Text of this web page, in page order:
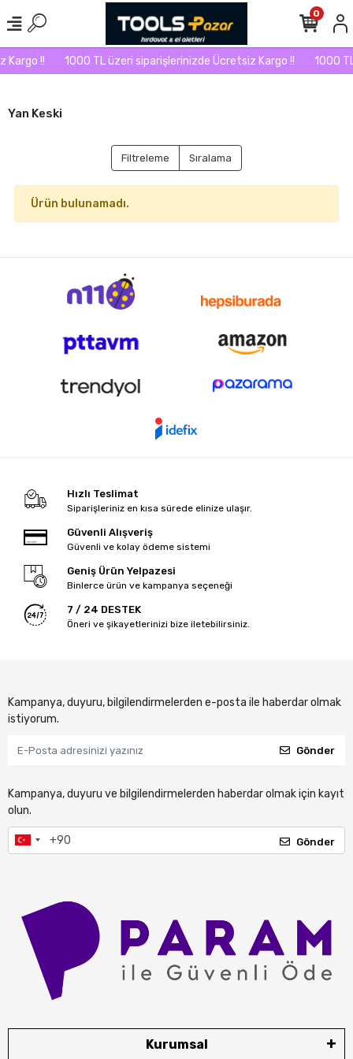
Kargo !! 1000 TL üzeri siparişlerinizde Ücretsiz Kargo !! 1000
0
Yan Keski
Filtreleme Sıralama
Ürün bulunamadı.
Hızlı Teslimat
Siparişleriniz en kısa sürede elinize ulaşır.
Güvenli Alışveriş
Güvenli ve kolay ödeme sistemi
Geniş Ürün Yelpazesi
Binlerce ürün ve kampanya seçeneği
7 / 24 DESTEK
Öneri ve şikayetlerinizi bize iletebilirsiniz.
Kampanya, duyuru, bilgilendirmelerden e-posta ile haberdar olmak
istiyorum.
Gönder
Kampanya, duyuru ve bilgilendirmelerden haberdar olmak için kayıt
olun.
Gönder
Kurumsal